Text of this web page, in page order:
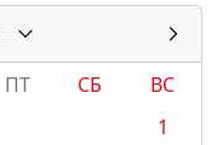
ПТ СБ
ВС
1